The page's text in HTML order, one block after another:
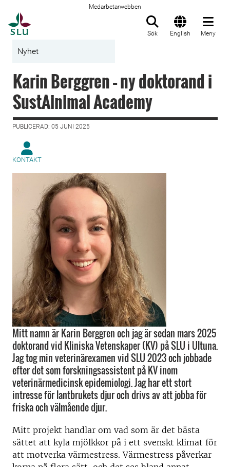
Medarbetarwebben
Sök English Meny
Nyhet
Karin Berggren – ny doktorand i
SustAinimal Academy
PUBLICERAD: 05 JUNI 2025
KONTAKT
Mitt namn är Karin Berggren och jag är sedan mars 2025
doktorand vid Kliniska Vetenskaper (KV) på SLU i Ultuna.
Jag tog min veterinärexamen vid SLU 2023 och jobbade
efter det som forskningsassistent på KV inom
veterinärmedicinsk epidemiologi. Jag har ett stort
intresse för lantbrukets djur och drivs av att jobba för
friska och välmående djur.
Mitt projekt handlar om vad som är det bästa
sättet att kyla mjölkkor på i ett svenskt klimat för
att motverka värmestress. Värmestress påverkar